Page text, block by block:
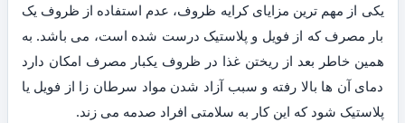
یکی از مهم ترین مزایای کرایه ظروف، عدم استفاده از ظروف یک
بار مصرف که از فویل و پلاستیک درست شده است، می باشد. به
همین خاطر بعد از ریختن غذا در ظروف یکبار مصرف امکان دارد
دمای آن ها بالا رفته و سبب آزاد شدن مواد سرطان زا از فویل یا
پلاستیک شود که این کار به سلامتی افراد صدمه می زند.